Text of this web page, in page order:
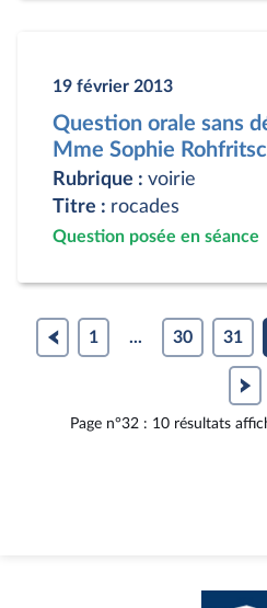
19 février 2013
Question orale sans
Mme Sophie
Rubrique : voirie
Titre : rocades
Question posée en séance
1 ... 30 31
Page n°32 : 10 résultats